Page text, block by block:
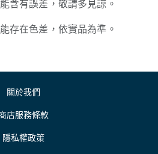
含有誤差，敬請多見諒。
存在色差，依實品為準。
關於我們
店服務條款
隱私權政策